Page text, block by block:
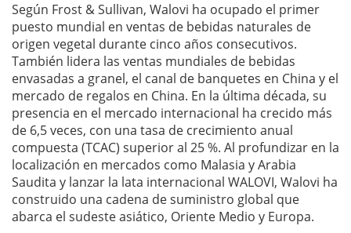
Según Frost & Sullivan, Walovi ha ocupado el primer
puesto mundial en ventas de bebidas naturales de
origen vegetal durante cinco años consecutivos.
También lidera las ventas mundiales de bebidas
envasadas a granel, el canal de banquetes en China y el
mercado de regalos en China. En la última década, su
presencia en el mercado internacional ha crecido más
de 6,5 veces, con una tasa de crecimiento anual
compuesta (TCAC) superior al 25 %. Al profundizar en la
localización en mercados como Malasia y Arabia
Saudita y lanzar la lata internacional WALOVI, Walovi ha
construido una cadena de suministro global que
abarca el sudeste asiático, Oriente Medio y Europa.